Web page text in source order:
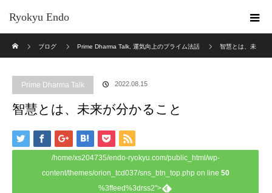
Ryokyu Endo
ブログ
Prime Dharma Talk 運気向上のプライム法話 智慧とは、未
Prime Dharma Talk 2022.08.15
智慧とは、未来が分かること
/home/xs204735/endo-ryokyu.com/public_html/wp-
content/themes/orion_tcd037/sns_btn_top.php on line 50
%3ffeed%3drss2">